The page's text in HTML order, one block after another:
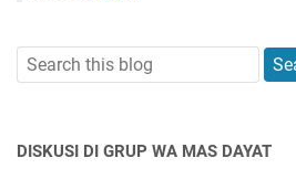
DISKUSI DI GRUP WA MAS DAYAT